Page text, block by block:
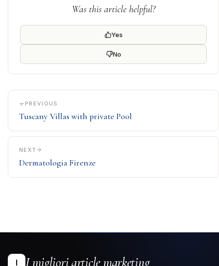
Was this article helpful?
Yes
No
PREVIOUS
Tuscany Villas with private Pool
NEXT
Dermatologia Firenze
I I migliori article marketing